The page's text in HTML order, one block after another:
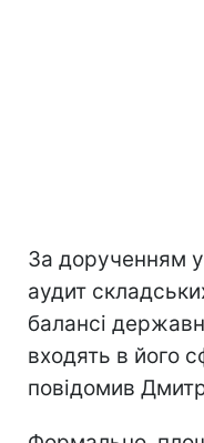
За дорученням
аудит
балансі
входять в його
повідомив